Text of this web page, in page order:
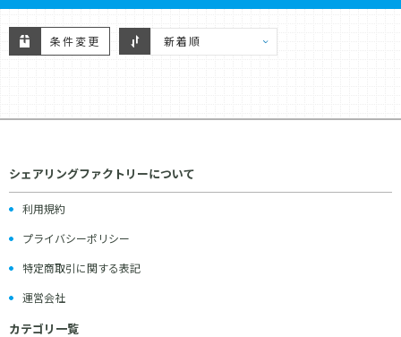
条件変更
シェアリングファクトリーについて
利用規約
プライバシーポリシー
特定商取引に関する表記
運営会社
カテゴリ一覧